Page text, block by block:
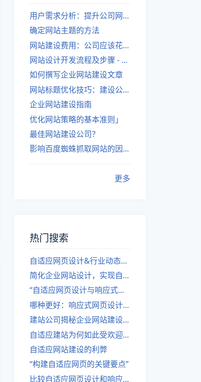
用户需求分析：提升公司网站建设效果
确定网站主题的方法
网站建设费用：公司应该花费多少？
网站设计开发流程及步骤 - 优化后的标题
如何撰写企业网站建设文章
网站标题优化技巧：建设公司的专业指导
企业网站建设指南
优化网站策略的基本准则」
最佳网站建设公司？
影响百度蜘蛛抓取网站的因素有哪些？
更多
热门搜索
自适应网页设计&行业动态，关注建站。
简化企业网站设计，实现自适应设计的方法
“自适应网页设计与响应式网站建设的异同”
哪种更好：响应式网页设计还是自适应网站？
建站公司揭秘企业网站建设核心原则
自适应建站为何如此受欢迎？
自适应网站建设的利弊
“构建自适应网页的关键要点”
比较自适应网页设计和响应式网站的差异